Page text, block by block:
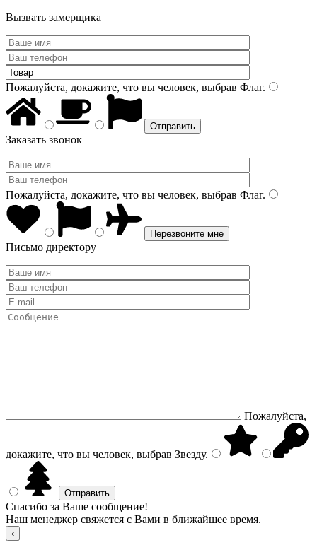
Вызвать замерщика
Пожалуйста, докажите, что вы человек, выбрав Флаг.
Заказать звонок
Пожалуйста, докажите, что вы человек, выбрав Флаг.
Письмо директору
Пожалуйста,
докажите, что вы человек, выбрав Звезду.
Спасибо за Ваше сообщение!
Наш менеджер свяжется с Вами в ближайшее время.